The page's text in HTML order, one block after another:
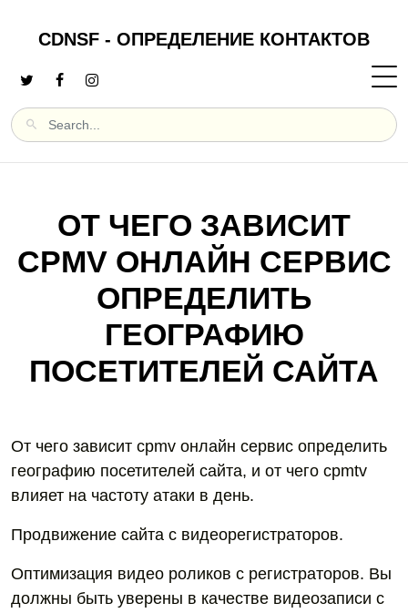
CDNSF - ОПРЕДЕЛЕНИЕ КОНТАКТОВ
ОТ ЧЕГО ЗАВИСИТ
CPMV ОНЛАЙН СЕРВИС
ОПРЕДЕЛИТЬ
ГЕОГРАФИЮ
ПОСЕТИТЕЛЕЙ САЙТА
От чего зависит cpmv онлайн сервис определить
географию посетителей сайта, и от чего cpmtv
влияет на частоту атаки в день.
Продвижение сайта с видеорегистраторов.
Оптимизация видео роликов с регистраторов. Вы
должны быть уверены в качестве видеозаписи с